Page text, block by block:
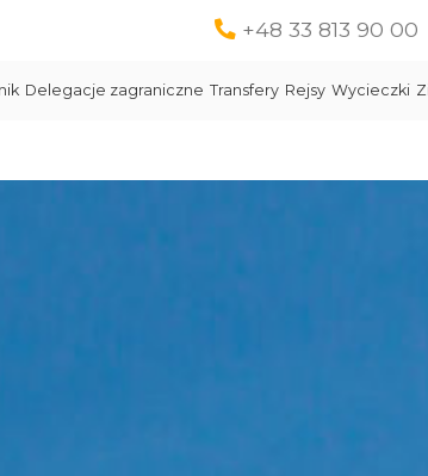
+48 33 813 90 00
Delegacje zagraniczne Transfery Rejsy Wycieczki